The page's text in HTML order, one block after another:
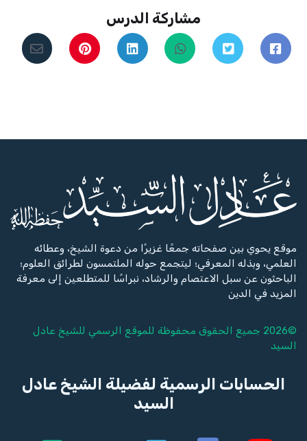
مشاركة الدرس
موقع يحوي بين صفحاته جمعًا غزيرًا من دعوة الشيخ، وعطائه
العلمي، وبذله المعرفي؛ ليتجمع حوله الملتمسون لطرائق العلوم؛
الباحثون عن سبل الاعتصام والرشاد، نبراسًا للمتطلعين إلى معرفة
المزيد في الدين
©2026 جميع الحقوق محفوظة للموقع الرسمي للشيخ
عادل
السيد
الحسابات الرسمية لفضيلة الشيخ عادل
السيد